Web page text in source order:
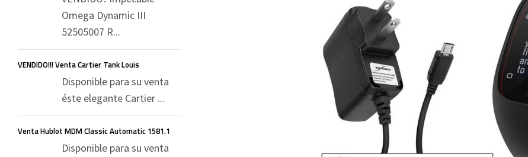
Omega Dynamic III
52505007 R...
VENDIDO!!! Venta Cartier Tank Louis
Disponible para su venta
éste elegante Cartier ...
Venta Hublot MDM Classic Automatic 1581.1
Disponible para su venta